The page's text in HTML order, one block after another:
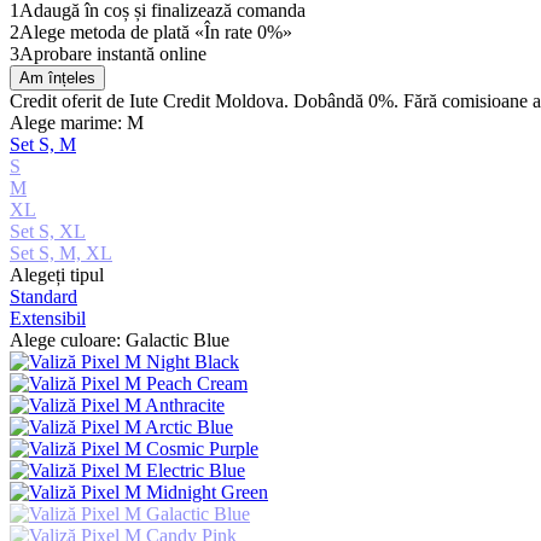
1 Adaugă în coș și finalizează comanda
2Alege metoda de plată «În rate 0%»
3Aprobare instantă online
Am înțeles
Credit oferit de Iute Credit Moldova. Dobândă 0%. Fără comisioane
Alege marime: M
Set S, M
S
M
XL
Set S, XL
Set S, M, XL
Alegeți tipul
Standard
Extensibil
Alege culoare: Galactic Blue